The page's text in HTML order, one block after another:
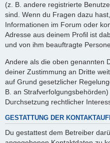
(z. B. andere registrierte
sind. Wenn du Fragen dazu
Informationen im Forum oder
Adresse aus deinem Profil ist
und von ihm beauftragte
Andere als die oben genannten
deiner Zustimmung an Dritte
auf Grund gesetzlicher
B. an
Durchsetzung rechtlicher
GESTATTUNG DER
Du gestattest dem Betreiber